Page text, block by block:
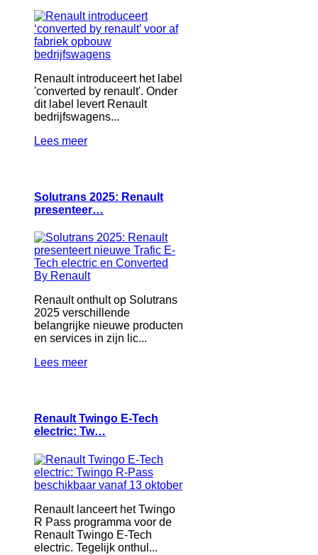
Renault introduceert het label
'converted by renault'. Onder
dit label levert Renault
bedrijfswagens...
Lees meer
Solutrans 2025: Renault
presenteer…
Renault onthult op Solutrans
2025 verschillende
belangrijke nieuwe producten
en services in zijn lic...
Lees meer
Renault Twingo E-Tech
electric: Tw…
Renault lanceert het Twingo
R Pass programma voor de
Renault Twingo E-Tech
electric. Tegelijk onthul...